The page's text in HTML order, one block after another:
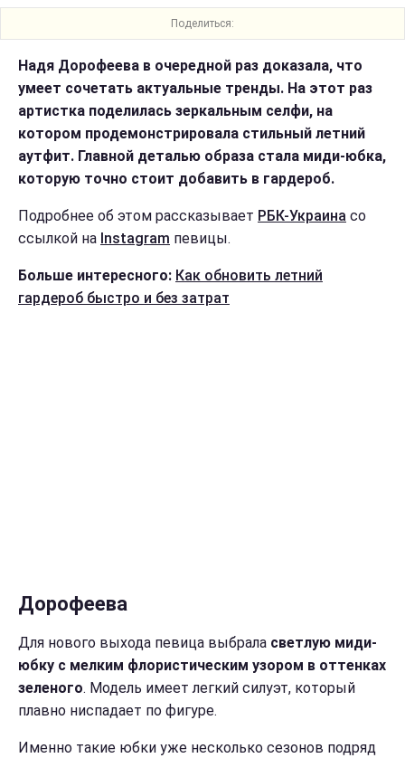
Поделиться:
Надя Дорофеева в очередной раз доказала, что
умеет сочетать актуальные тренды. На этот раз
артистка поделилась зеркальным селфи, на
котором продемонстрировала стильный летний
аутфит. Главной деталью образа стала миди-юбка,
которую точно стоит добавить в гардероб.
Подробнее об этом рассказывает РБК-Украина со
ссылкой на Instagram певицы.
Больше интересного: Как обновить летний
гардероб быстро и без затрат
Дорофеева
Для нового выхода певица выбрала светлую миди-
юбку с мелким флористическим узором в оттенках
зеленого. Модель имеет легкий силуэт, который
плавно ниспадает по фигуре.
Именно такие юбки уже несколько сезонов подряд